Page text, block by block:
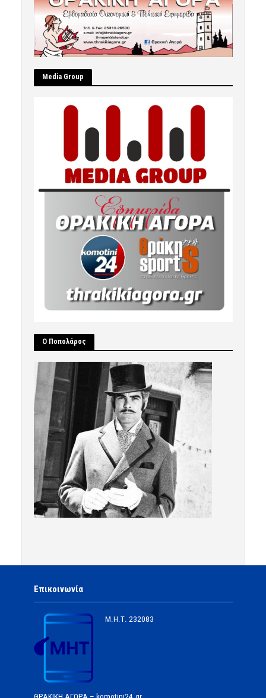
Μedia Group
Ο Ποπολάρος
Επικοινωνία
Μ.Η.Τ. 232083